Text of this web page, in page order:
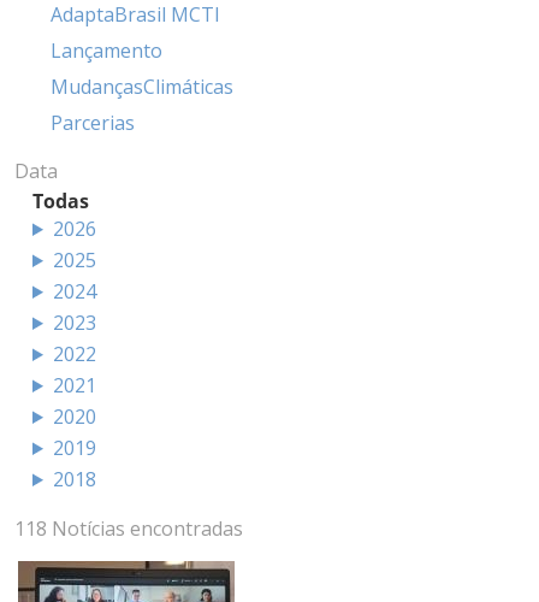
118 Notícias encontradas
AdaptaBrasil MCTI
Lançamento
MudançasClimáticas
Parcerias
Data
Todas
2026
2025
2024
2023
2022
2021
2020
2019
2018